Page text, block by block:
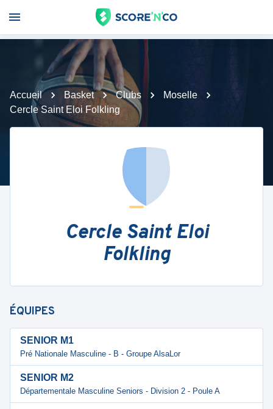
Accueil Basket Clubs
Moselle
Cercle Saint Eloi Folkling
Cercle Saint Eloi
Folkling
ÉQUIPES
SENIOR M1
Pré Nationale Masculine - B - Groupe AlsaLor
SENIOR M2
Départementale Masculine Seniors - Division 2 - Poule A